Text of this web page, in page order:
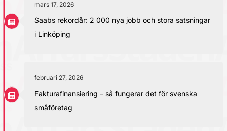
mars 17, 2026
Saabs rekordår: 2 000 nya jobb och stora satsningar
i Linköping
februari 27, 2026
Fakturafinansiering – så fungerar det för svenska
småföretag